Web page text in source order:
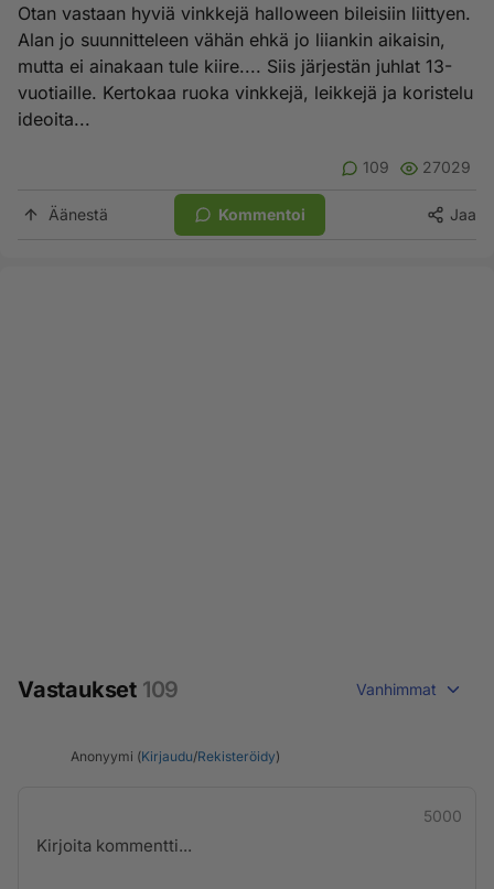
Otan vastaan hyviä vinkkejä halloween bileisiin liittyen.
Alan jo suunnitteleen vähän ehkä jo liiankin aikaisin,
mutta ei ainakaan tule kiire.... Siis järjestän juhlat 13-
vuotiaille. Kertokaa ruoka vinkkejä, leikkejä ja koristelu
ideoita...
109 27029
Äänestä Kommentoi Jaa
Vastaukset 109 Vanhimmat
Anonyymi (Kirjaudu/Rekisteröidy)
5000